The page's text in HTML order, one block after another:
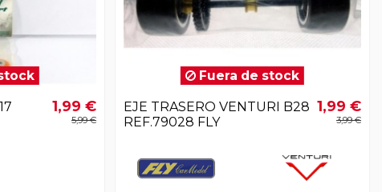
1,99 €
5,99 €
Fuera de stock
EJE TRASERO VENTURI B28
REF.79028 FLY
1,99 €
3,99 €